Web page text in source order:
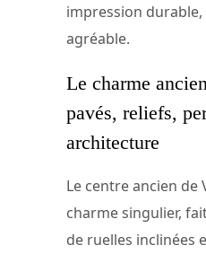
impression
agréable.
Le charme
pavés, reliefs,
architecture
Le centre ancien de
charme singulier,
de ruelles inclinées